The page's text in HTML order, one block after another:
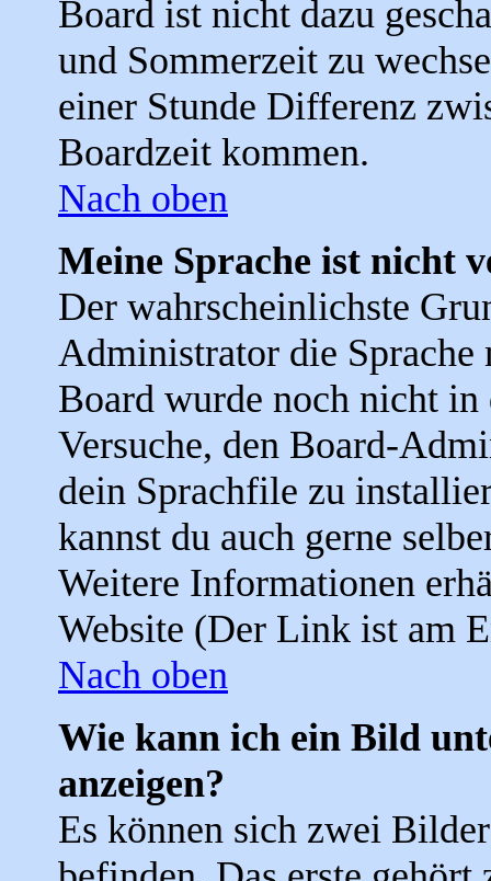
Board ist nicht dazu
und Sommerzeit zu
einer Stunde Differenz
Boardzeit kommen.
Nach oben
Meine Sprache ist nicht
Der wahrscheinlichste
Administrator die
Board wurde noch nicht in
Versuche, den Board-
dein Sprachfile zu
kannst du auch gerne
Weitere Informationen
Website (Der Link ist am
Nach oben
Wie kann ich ein Bild
anzeigen?
Es können sich zwei